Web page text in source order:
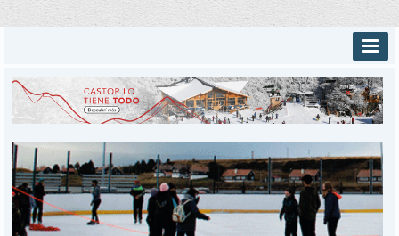
INICIO
PROVINCIALES
DEPORTES
POLICIALES
I-DIARIO
MÁS